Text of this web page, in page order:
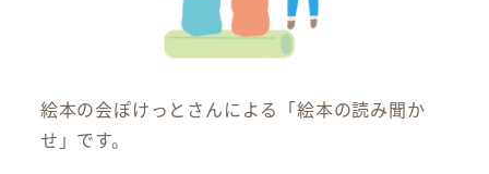
絵本の会ぽけっとさんによる「絵本の読み聞か
せ」です。